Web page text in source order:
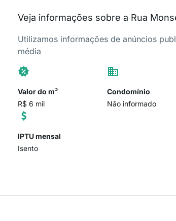
Veja informações sobre a Rua
Utilizamos informações de anúncios
média
Valor do m²
R$ 6 mil
Condomínio
Não informado
IPTU mensal
Isento